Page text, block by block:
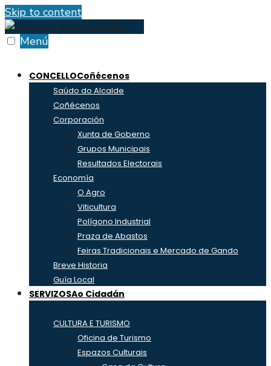
Skip to content
Menú
CONCELLOCoñécenos
Saúdo do Alcalde
Coñécenos
Corporación
Xunta de Goberno
Grupos Municipais
Resultados Electorais
Economía
O Agro
Viticultura
Polígono Industrial
Praza de Abastos
Feiras Tradicionais e Mercado de Gando
Breve Historia
Guía Local
SERVIZOSAo Cidadán
CULTURA E TURISMO
Oficina de Turismo
Espazos Culturais